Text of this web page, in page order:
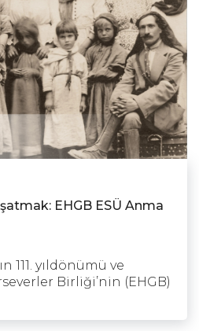
EHGB ESÜ Anma
111. yıldönümü ve
Birliği’nin (EHGB)